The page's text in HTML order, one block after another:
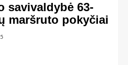
savivaldybė 63-
maršruto pokyčiai